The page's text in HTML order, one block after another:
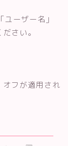
ーザー名」
さい。
フが適用され